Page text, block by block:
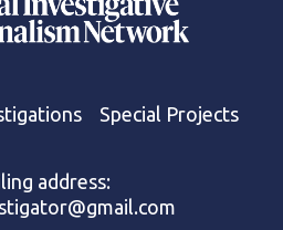
Special Projects
address: